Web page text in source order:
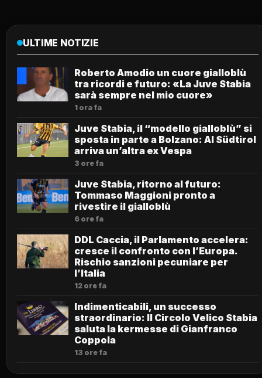
ULTIME NOTIZIE
Roberto Amodio un cuore gialloblù
tra ricordi e futuro: «La Juve Stabia
sarà sempre nel mio cuore»
1 ora fa
Juve Stabia, il “modello gialloblù” si
sposta in parte a Bolzano: Al Südtirol
arriva un’altra ex Vespa
3 ore fa
Juve Stabia, ritorno al futuro:
Tommaso Maggioni pronto a
rivestire il gialloblù
6 ore fa
DDL Caccia, il Parlamento accelera:
cresce il confronto con l’Europa.
Rischio sanzioni pecuniare per
l’Italia
12 ore fa
Indimenticabili, un successo
straordinario: Il Circolo Velico Stabia
saluta la kermesse di Gianfranco
Coppola
13 ore fa